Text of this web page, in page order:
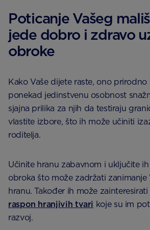
Poticanje Vašeg
jede dobro i zdravo
obroke
Kako Vaše dijete raste, ono prirodno
ponekad jedinstvenu osobnost
sjajna prilika za njih da testiraju
vlastite izbore, što ih može učiniti
roditelja.
Učinite hranu zabavnom i uključite
obroka što može zadržati zanimanje
hranu. Također ih može
raspon hranjivih tvari koje su im
razvoj.